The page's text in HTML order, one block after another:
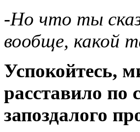
-Но что ты
вообще, какой
Успокойтесь,
расставило
запоздалого